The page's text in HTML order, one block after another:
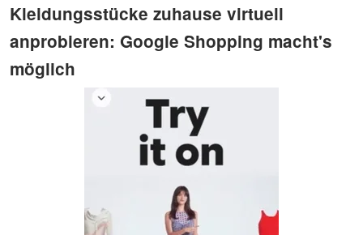
Kleidungsstücke zuhause virtuell
anprobieren: Google Shopping macht's
möglich